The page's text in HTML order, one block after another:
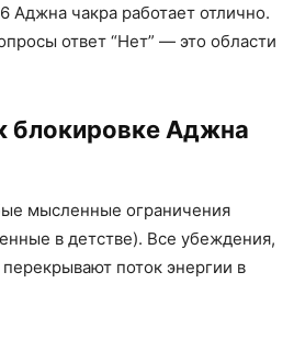
Аджна чакра работает отлично.
ответ “Нет” — это области
блокировке Аджна
мысленные ограничения
в детстве). Все убеждения,
поток энергии в